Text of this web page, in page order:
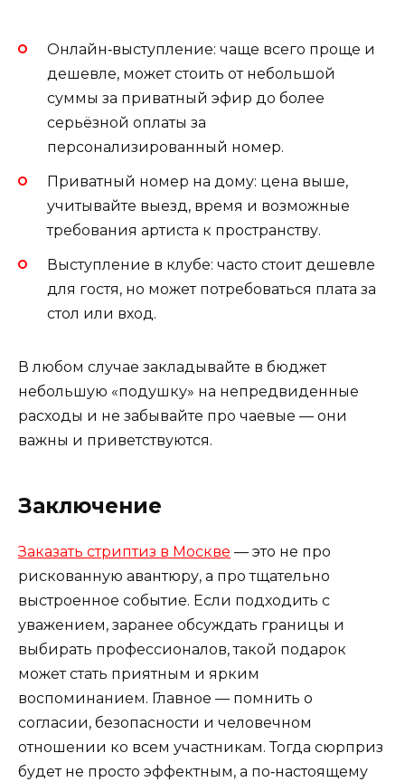
Онлайн‑выступление: чаще всего проще и
дешевле, может стоить от небольшой
суммы за приватный эфир до более
серьёзной оплаты за
персонализированный номер.
Приватный номер на дому: цена выше,
учитывайте выезд, время и возможные
требования артиста к пространству.
Выступление в клубе: часто стоит дешевле
для гостя, но может потребоваться плата за
стол или вход.
В любом случае закладывайте в бюджет
небольшую «подушку» на непредвиденные
расходы и не забывайте про чаевые — они
важны и приветствуются.
Заключение
Заказать стриптиз в Москве — это не про
рискованную авантюру, а про тщательно
выстроенное событие. Если подходить с
уважением, заранее обсуждать границы и
выбирать профессионалов, такой подарок
может стать приятным и ярким
воспоминанием. Главное — помнить о
согласии, безопасности и человечном
отношении ко всем участникам. Тогда сюрприз
будет не просто эффектным, а по‑настоящему